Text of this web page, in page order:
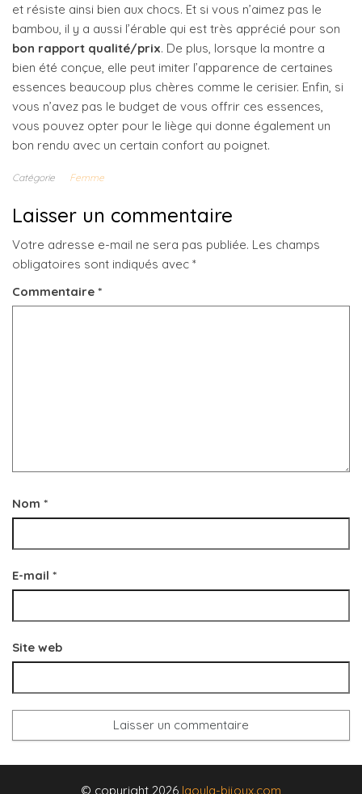
et résiste ainsi bien aux chocs. Et si vous n’aimez pas le
bambou, il y a aussi l’érable qui est très apprécié pour son
bon rapport qualité/prix. De plus, lorsque la montre a
bien été conçue, elle peut imiter l’apparence de certaines
essences beaucoup plus chères comme le cerisier. Enfin, si
vous n’avez pas le budget de vous offrir ces essences,
vous pouvez opter pour le liège qui donne également un
bon rendu avec un certain confort au poignet.
Catégorie Femme
Laisser un commentaire
Votre adresse e-mail ne sera pas publiée. Les champs
obligatoires sont indiqués avec *
Commentaire *
Nom *
E-mail *
Site web
© copyright 2026 laoula-bijoux.com